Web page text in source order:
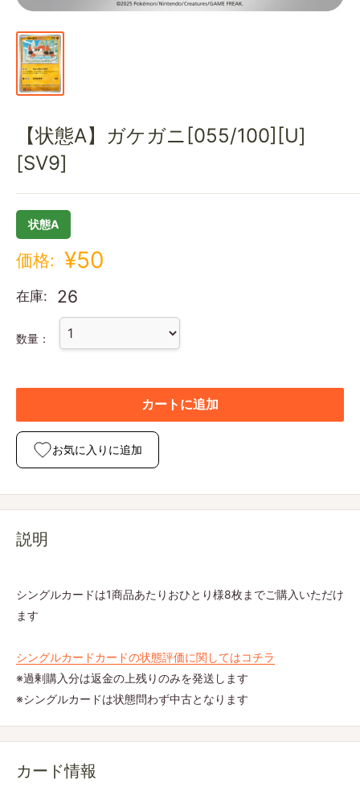
【状態A】ガケガニ[055/100][U]
[SV9]
状態A
価格: ¥50
在庫: 26
数量：
カートに追加
お気に入りに追加
説明
シングルカードは1商品あたりおひとり様8枚までご購入いただけ
ます
シングルカードカードの状態評価に関してはコチラ
※過剰購入分は返金の上残りのみを発送します
※シングルカードは状態問わず中古となります
カード情報